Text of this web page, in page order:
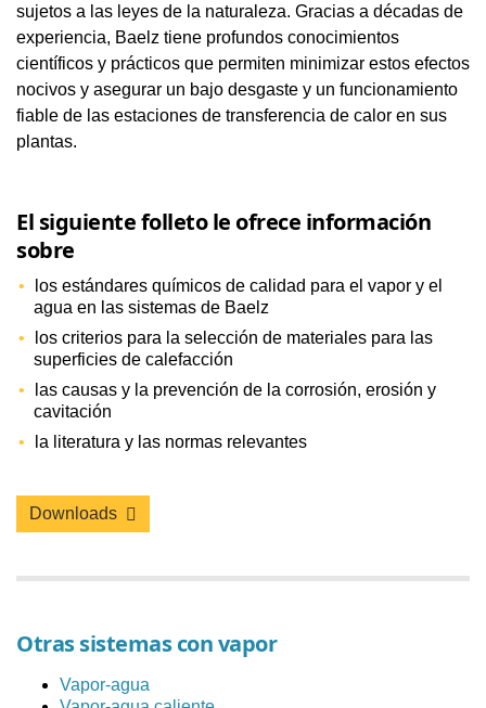
sujetos a las leyes de la naturaleza. Gracias a décadas de
experiencia, Baelz tiene profundos conocimientos
científicos y prácticos que permiten minimizar estos efectos
nocivos y asegurar un bajo desgaste y un funcionamiento
fiable de las estaciones de transferencia de calor en sus
plantas.
El siguiente folleto le ofrece información
sobre
los estándares químicos de calidad para el vapor y el
agua en las sistemas de Baelz
los criterios para la selección de materiales para las
superficies de calefacción
las causas y la prevención de la corrosión, erosión y
cavitación
la literatura y las normas relevantes
Downloads
Otras sistemas con vapor
Vapor-agua